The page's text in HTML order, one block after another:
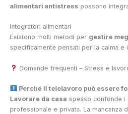
alimentari antistress possono
Integratori alimentari
Esistono molti metodi per gestire
specificamente pensati per la calma e
Domande frequenti – Stress e
Perché il telelavoro può essere
Lavorare da casa spesso confonde i
professionale e privata. La mancanza